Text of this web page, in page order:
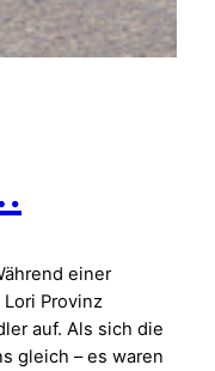
einer
Provinz
auf. Als sich die
gleich – es waren